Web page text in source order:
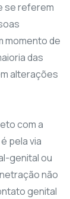
se referem
momento de
das
alterações
com a
pela via
genital ou
não
genital